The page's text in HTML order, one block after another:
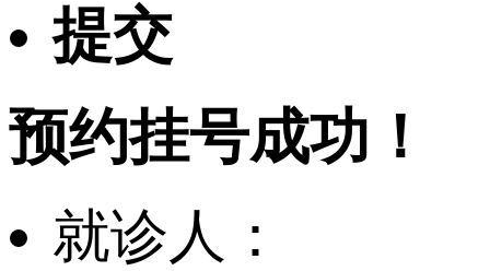
提交
预约挂号成功！
就诊人：